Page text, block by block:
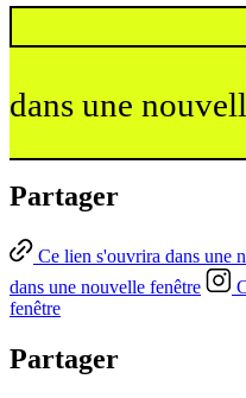
dans une
Partager
Ce lien s'ouvrira dans une
dans une nouvelle fenêtre
fenêtre
Partager